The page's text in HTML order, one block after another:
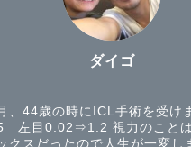
ダイゴ
、44歳の時にICL手術を受け
目0.02⇒1.2 視力のことは
クスだったので人生が一変し